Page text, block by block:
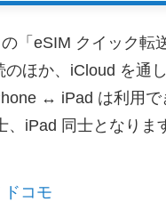
「eSIM クイック転
のほか、iCloud を通
↔ iPad は利用で
、iPad 同士となりま
ドコモ